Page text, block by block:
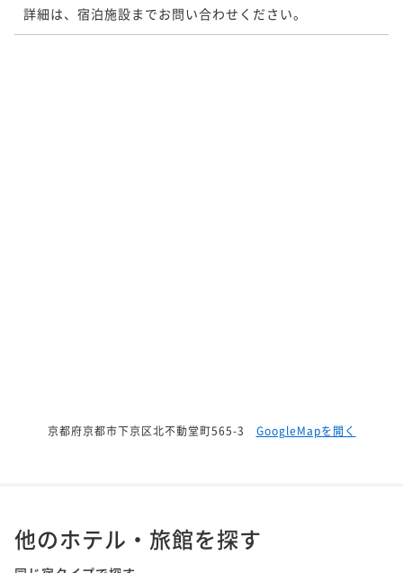
詳細は、宿泊施設までお問い合わせください。
京都府京都市下京区北不動堂町565-3 GoogleMapを開く
他のホテル・旅館を探す